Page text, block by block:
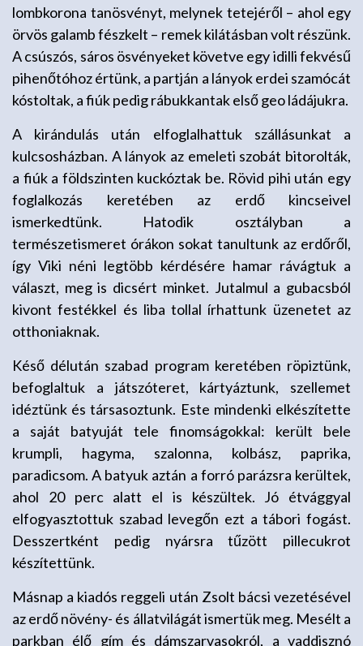
lombkorona tanösvényt, melynek tetejéről – ahol egy
örvös galamb fészkelt – remek kilátásban volt részünk.
A csúszós, sáros ösvényeket követve egy idilli fekvésű
pihenőtóhoz értünk, a partján a lányok erdei szamócát
kóstoltak, a fiúk pedig rábukkantak első geo ládájukra.
A kirándulás után elfoglalhattuk szállásunkat a
kulcsosházban. A lányok az emeleti szobát bitorolták,
a fiúk a földszinten kuckóztak be. Rövid pihi után egy
foglalkozás keretében az erdő kincseivel
ismerkedtünk. Hatodik osztályban a
természetismeret órákon sokat tanultunk az erdőről,
így Viki néni legtöbb kérdésére hamar rávágtuk a
választ, meg is dicsért minket. Jutalmul a gubacsból
kivont festékkel és liba tollal írhattunk üzenetet az
otthoniaknak.
Késő délután szabad program keretében röpiztünk,
befoglaltuk a játszóteret, kártyáztunk, szellemet
idéztünk és társasoztunk. Este mindenki elkészítette
a saját batyuját tele finomságokkal: került bele
krumpli, hagyma, szalonna, kolbász, paprika,
paradicsom. A batyuk aztán a forró parázsra kerültek,
ahol 20 perc alatt el is készültek. Jó étvággyal
elfogyasztottuk szabad levegőn ezt a tábori fogást.
Desszertként pedig nyársra tűzött pillecukrot
készítettünk.
Másnap a kiadós reggeli után Zsolt bácsi vezetésével
az erdő növény- és állatvilágát ismertük meg. Mesélt a
parkban élő gím és dámszarvasokról, a vaddisznó